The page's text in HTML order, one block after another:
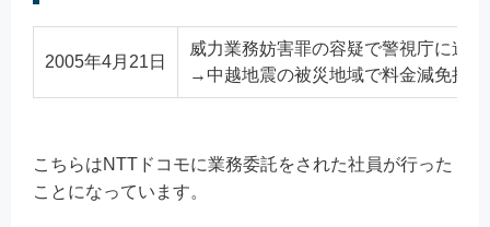
2005年4月21日
威力業務妨害罪の容疑で警視庁に逮捕
→中越地震の被災地域で料金減免措
こちらはNTTドコモに業務委託をされた社員が行った
ことになっています。